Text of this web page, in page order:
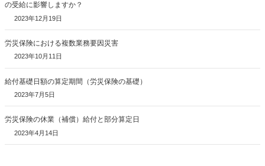
の受給に影響しますか？
2023年12月19日
労災保険における複数業務要因災害
2023年10月11日
給付基礎日額の算定期間（労災保険の基礎）
2023年7月5日
労災保険の休業（補償）給付と部分算定日
2023年4月14日